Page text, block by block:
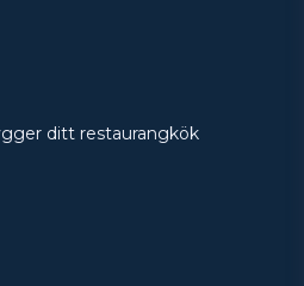
ditt restaurangkök